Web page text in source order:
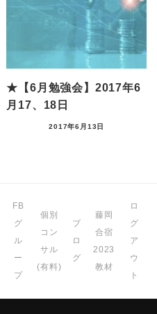
★【6月勉強会】2017年6
月17、18日
2017年6月13日
FB
グ
ル
ー
プ
個別
コン
サル
(有料)
ブ
ロ
グ
藤岡
合宿
2023
教材
ロ
グ
ア
ウ
ト